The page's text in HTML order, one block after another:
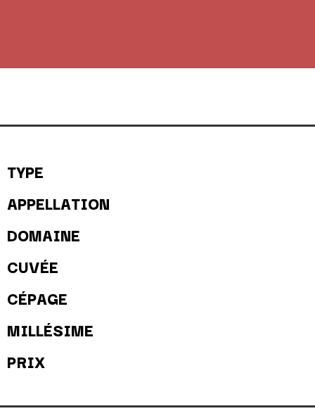
TYPE
APPELLATION
DOMAINE
CUVÉE
CÉPAGE
MILLÉSIME
PRIX